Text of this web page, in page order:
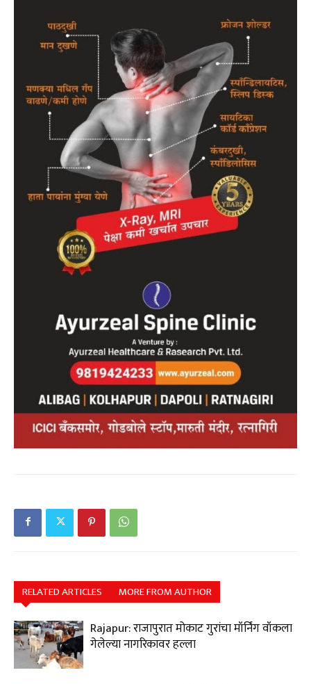
RELATED ARTICLES MORE FROM AUTHOR
Rajapur: राजापुरात मोकाट गुरांचा मॉर्निंग वॉकला
गेलेल्या नागरिकावर हल्ला